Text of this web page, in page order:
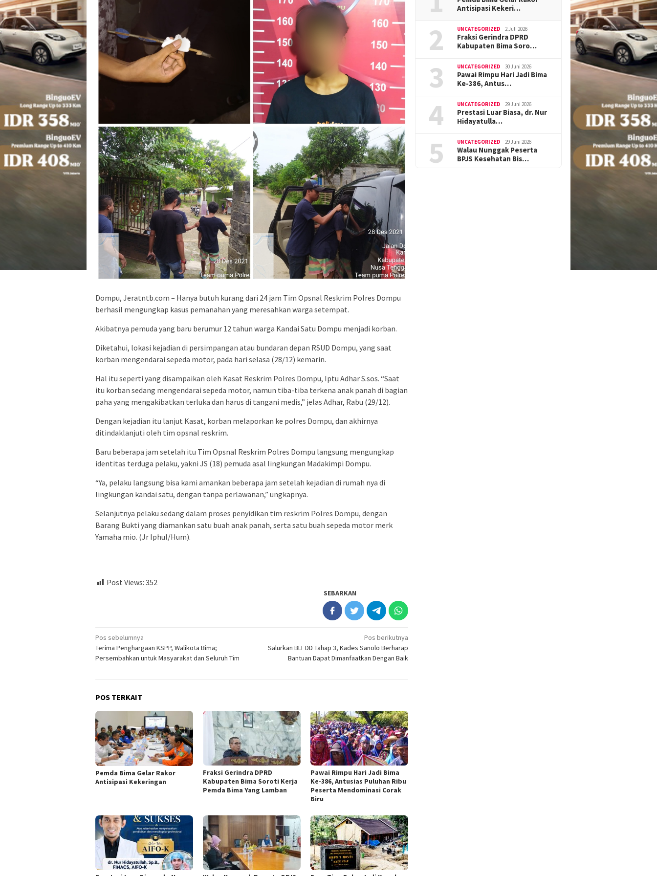
Dompu, Jeratntb.com – Hanya butuh kurang dari 24 jam Tim Opsnal Reskrim Polres Dompu
berhasil mengungkap kasus pemanahan yang meresahkan warga setempat.
Akibatnya pemuda yang baru berumur 12 tahun warga Kandai Satu Dompu menjadi korban.
Diketahui, lokasi kejadian di persimpangan atau bundaran depan RSUD Dompu, yang saat
korban mengendarai sepeda motor, pada hari selasa (28/12) kemarin.
Hal itu seperti yang disampaikan oleh Kasat Reskrim Polres Dompu, Iptu Adhar S.sos. “Saat
itu korban sedang mengendarai sepeda motor, namun tiba-tiba terkena anak panah di bagian
paha yang mengakibatkan terluka dan harus di tangani medis,” jelas Adhar, Rabu (29/12).
Dengan kejadian itu lanjut Kasat, korban melaporkan ke polres Dompu, dan akhirnya
ditindaklanjuti oleh tim opsnal reskrim.
Baru beberapa jam setelah itu Tim Opsnal Reskrim Polres Dompu langsung mengungkap
identitas terduga pelaku, yakni JS (18) pemuda asal lingkungan Madakimpi Dompu.
“Ya, pelaku langsung bisa kami amankan beberapa jam setelah kejadian di rumah nya di
lingkungan kandai satu, dengan tanpa perlawanan,” ungkapnya.
Selanjutnya pelaku sedang dalam proses penyidikan tim reskrim Polres Dompu, dengan
Barang Bukti yang diamankan satu buah anak panah, serta satu buah sepeda motor merk
Yamaha mio. (Jr Iphul/Hum).
Post Views: 352
SEBARKAN
Navigasi
pos
Pos sebelumnya
Terima Penghargaan KSPP, Walikota Bima;
Persembahkan untuk Masyarakat dan Seluruh Tim
Pos berikutnya
Salurkan BLT DD Tahap 3, Kades Sanolo Berharap
Bantuan Dapat Dimanfaatkan Dengan Baik
POS TERKAIT
Pemda Bima Gelar Rakor
Antisipasi Kekeringan
Fraksi Gerindra DPRD
Kabupaten Bima Soroti Kerja
Pemda Bima Yang Lamban
Pawai Rimpu Hari Jadi Bima
Ke-386, Antusias Puluhan Ribu
Peserta Mendominasi Corak
Biru
Antisipasi Kekeri…
2 UNCATEGORIZED 2 Juli 2026
Fraksi Gerindra DPRD
Kabupaten Bima Soro…
3 UNCATEGORIZED 30 Juni 2026
Pawai Rimpu Hari Jadi Bima
Ke-386, Antus…
4 UNCATEGORIZED 29 Juni 2026
Prestasi Luar Biasa, dr. Nur
Hidayatulla…
5 UNCATEGORIZED 29 Juni 2026
Walau Nunggak Peserta
BPJS Kesehatan Bis…